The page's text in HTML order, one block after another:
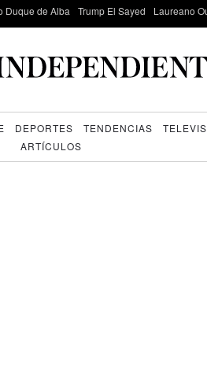
Duque de Alba Trump El Sayed Laureano
DEPORTES TENDENCIAS
ARTÍCULOS